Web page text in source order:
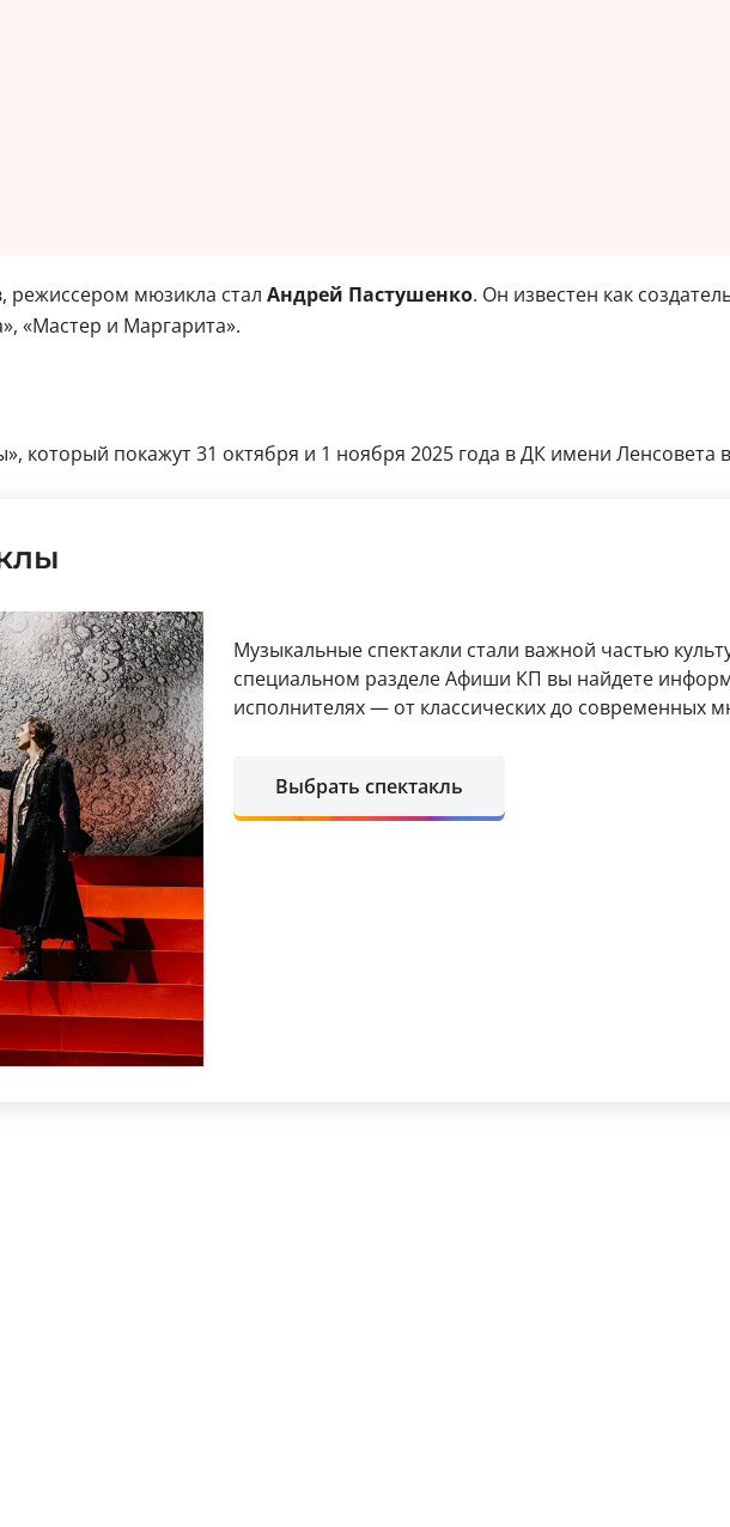
режиссером мюзикла стал Андрей Пастушенко. Он известен как
«Мастер и Маргарита».
который покажут 31 октября и 1 ноября 2025 года в ДК имени Ленсовета
Музыкальные спектакли стали важной частью
специальном разделе Афиши КП вы найдете
исполнителях — от классических до современных
Выбрать спектакль